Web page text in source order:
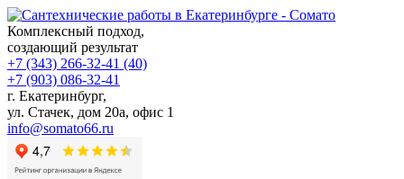
Комплексный подход,
создающий результат
+7 (343) 266-32-41 (40)
+7 (903) 086-32-41
г. Екатеринбург,
ул. Стачек, дом 20а, офис 1
info@somato66.ru